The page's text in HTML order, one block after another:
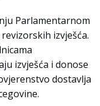
Parlamentarnom
izvješća.
izvješća i donose
dostavlja